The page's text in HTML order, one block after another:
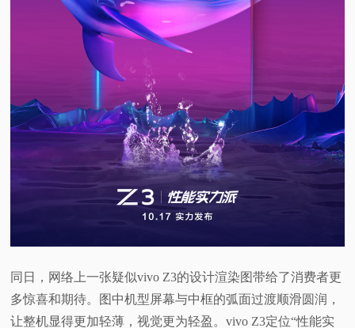
同日，网络上一张疑似vivo Z3的设计渲染图带给了消费者更
多惊喜和期待。图中机型屏幕与中框的弧面过渡顺滑圆润，
让整机显得更加轻薄，视觉更为轻盈。vivo Z3定位“性能实